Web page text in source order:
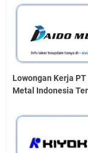
Lowongan Kerja PT
Metal Indonesia